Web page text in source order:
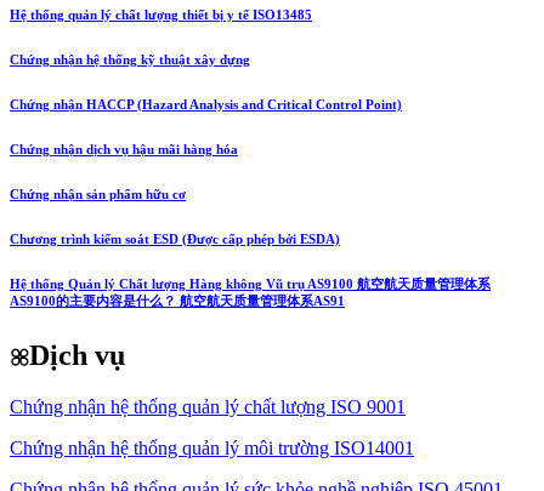
Hệ thống quản lý chất lượng thiết bị y tế ISO13485
Chứng nhận hệ thống kỹ thuật xây dựng
Chứng nhận HACCP (Hazard Analysis and Critical Control Point)
Chứng nhận dịch vụ hậu mãi hàng hóa
Chứng nhận sản phẩm hữu cơ
Chương trình kiểm soát ESD (Được cấp phép bởi ESDA)
Hệ thống Quản lý Chất lượng Hàng không Vũ trụ AS9100 航空航天质量管理体系
AS9100的主要内容是什么？ 航空航天质量管理体系AS91
Dịch vụ
Chứng nhận hệ thống quản lý chất lượng ISO 9001
Chứng nhận hệ thống quản lý môi trường ISO14001